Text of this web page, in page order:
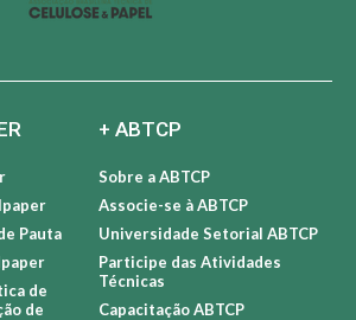
Pauta
de
de
+ ABTCP
Sobre a ABTCP
Associe-se à ABTCP
Universidade Setorial ABTCP
Participe das Atividades
Técnicas
Capacitação ABTCP